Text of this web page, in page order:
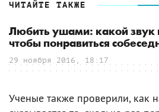
ЧИТАЙТЕ ТАКЖЕ
Любить ушами: какой звук
чтобы понравиться
29 ноября 2016, 18:17
Ученые также проверили, как